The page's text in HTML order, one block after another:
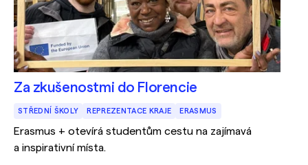
Za zkušenostmi do Florencie
STŘEDNÍ ŠKOLY REPREZENTACE KRAJE ERASMUS
Erasmus + otevírá studentům cestu na zajímavá
a inspirativní místa.